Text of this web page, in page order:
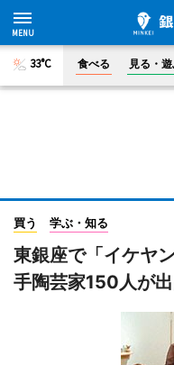
33°C 食べる 見る・
買う 学ぶ・知る
東銀座で「イケヤ
手陶芸家150人が